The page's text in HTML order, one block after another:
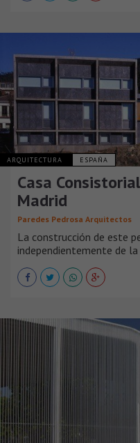
ARQUITECTURA ESPAÑA
Casa
Madrid
Paredes Pedrosa Arquitectos
La construcción de este
independientemente de